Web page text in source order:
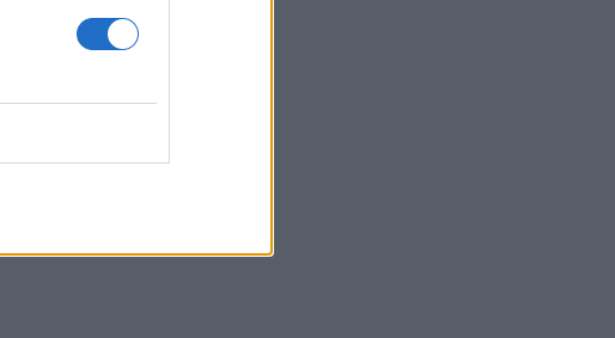
Κόλπος του Άντεν: Πλήγμα των Χούθι σε